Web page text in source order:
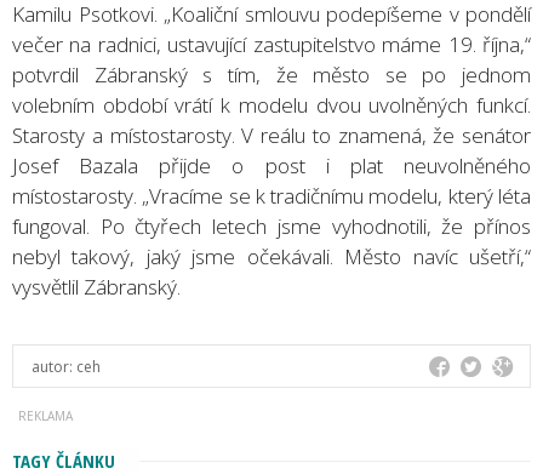
Kamilu Psotkovi. „Koaliční smlouvu podepíšeme v pondělí
večer na radnici, ustavující zastupitelstvo máme 19. října,“
potvrdil Zábranský s tím, že město se po jednom
volebním období vrátí k modelu dvou uvolněných funkcí.
Starosty a místostarosty. V reálu to znamená, že senátor
Josef Bazala přijde o post i plat neuvolněného
místostarosty. „Vracíme se k tradičnímu modelu, který léta
fungoval. Po čtyřech letech jsme vyhodnotili, že přínos
nebyl takový, jaký jsme očekávali. Město navíc ušetří,“
vysvětlil Zábranský.
autor: ceh
TAGY ČLÁNKU